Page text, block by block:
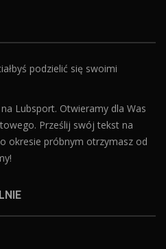
podzielić się swoimi
Lubsport. Otwieramy dla Was
Prześlij swój tekst na
okresie próbnym otrzymasz od